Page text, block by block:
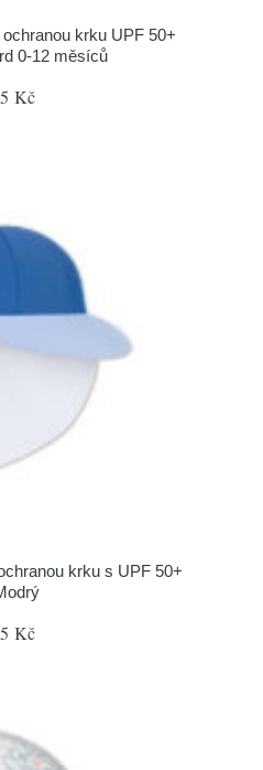
krku UPF 50+
0-12 měsíců
Kč
krku s UPF 50+
Kč